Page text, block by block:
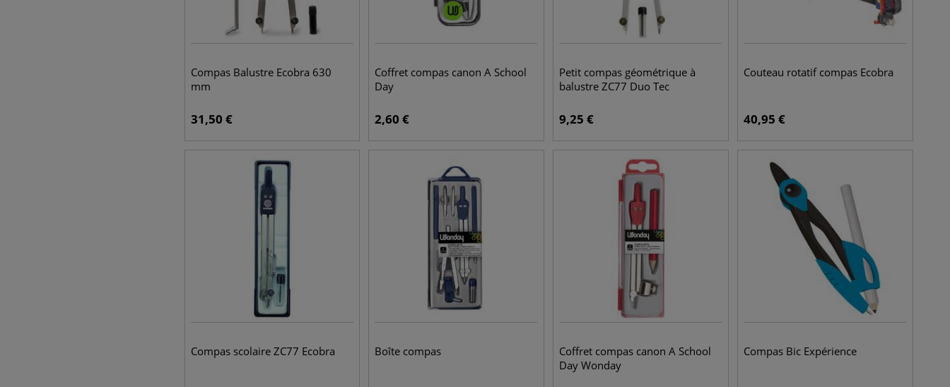
Compas Balustre Ecobra 630
mm
31,50 €
Coffret compas canon A School
Day
2,60 €
Petit compas géométrique à
balustre ZC77 Duo Tec
9,25 €
Couteau rotatif compas Ecobra
40,95 €
Compas scolaire ZC77 Ecobra Boîte compas
Coffret compas canon A School
Day Wonday
Compas Bic Expérience